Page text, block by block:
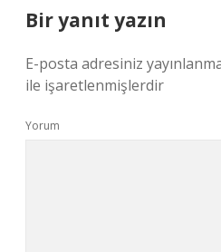
Bir yanıt yazın
E-posta adresiniz
ile işaretlenmişlerdir
Yorum